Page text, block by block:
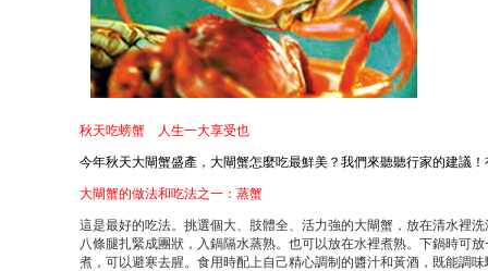
秋天吃螃蟹 人生一大享受也
今年秋天大閘蟹盛產，大閘蟹怎麼吃最鮮美？我們來聽聽行家的建議
大閘蟹的做法和吃法之一：蒸蟹
這是最好的吃法。挑選個大、肢體全、活力強的大閘蟹，放在清水裡
八條腿扎緊成團狀，入鍋隔水蒸熟。也可以放在水裡煮熟。下鍋時可
煮，可以避寒去腥。食用時配上自己精心調制的醬汁和黃酒，既能調